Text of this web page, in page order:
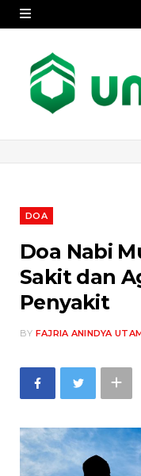
DOA
Doa Nabi
Sakit dan
Penyakit
BY FAJRIA ANINDYA